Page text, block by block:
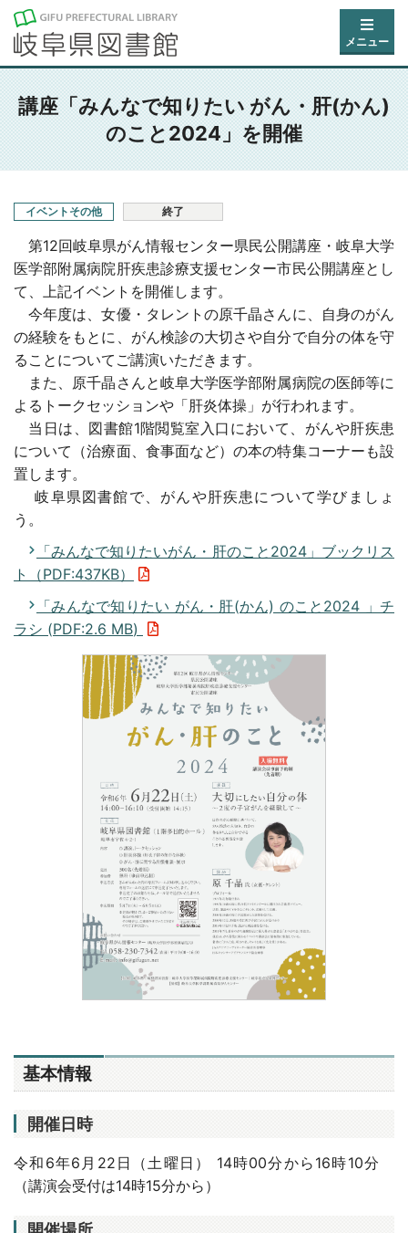
メニュー
講座「みんなで知りたい がん・肝(かん)
のこと2024」を開催
イベントその他 終了
第12回岐阜県がん情報センター県民公開講座・岐阜大学
医学部附属病院肝疾患診療支援センター市民公開講座とし
て、上記イベントを開催します。
今年度は、女優・タレントの原千晶さんに、自身のがん
の経験をもとに、がん検診の大切さや自分で自分の体を守
ることについてご講演いただきます。
また、原千晶さんと岐阜大学医学部附属病院の医師等に
よるトークセッションや「肝炎体操」が行われます。
当日は、図書館1階閲覧室入口において、がんや肝疾患
について（治療面、食事面など）の本の特集コーナーも設
置します。
岐阜県図書館で、がんや肝疾患について学びましょ
う。
「みんなで知りたいがん・肝のこと2024」ブックリス
ト（PDF:437KB）
「みんなで知りたい がん・肝(かん) のこと2024 」チ
ラシ (PDF:2.6 MB)
基本情報
開催日時
令和6年6月22日（土曜日） 14時00分から16時10分
（講演会受付は14時15分から）